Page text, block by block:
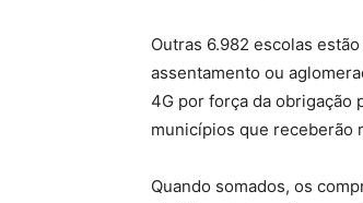
Outras 6.982 escolas
assentamento ou
4G por força da obrigação
municípios que receberão
Quando somados, os